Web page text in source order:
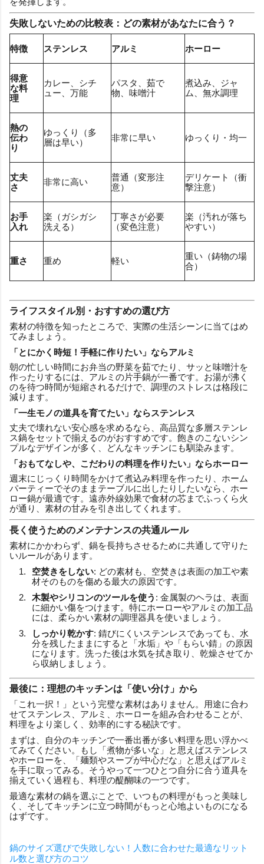
失敗しないための比較表：どの素材があなたに合う？
特徴 ステンレス アルミ ホーロー
得意
な料
理
カレー、シチ
ュー、万能
パスタ、茹で
物、味噌汁
煮込み、ジャ
ム、無水調理
熱の
伝わ
り
ゆっくり（多
層は早い）
非常に早い ゆっくり・均一
丈夫
さ
非常に高い
普通（変形注
意）
デリケート（衝
撃注意）
お手
入れ
楽（ガシガシ
洗える）
丁寧さが必要
（変色注意）
楽（汚れが落ち
やすい）
重さ 重め 軽い
重い（鋳物の場
合）
ライフスタイル別・おすすめの選び方
素材の特徴を知ったところで、実際の生活シーンに当てはめ
てみましょう。
「とにかく時短！手軽に作りたい」ならアルミ
朝の忙しい時間にお弁当の野菜を茹でたり、サッと味噌汁を
作ったりするには、アルミの片手鍋が一番です。お湯が沸く
のを待つ時間が短縮されるだけで、調理のストレスは格段に
減ります。
「一生モノの道具を育てたい」ならステンレス
丈夫で壊れない安心感を求めるなら、高品質な多層ステンレ
ス鍋をセットで揃えるのがおすすめです。飽きのこないシン
プルなデザインが多く、どんなキッチンにも馴染みます。
「おもてなしや、こだわりの料理を作りたい」ならホーロー
週末にじっくり時間をかけて煮込み料理を作ったり、ホーム
パーティーでそのままテーブルに出したりしたいなら、ホー
ロー鍋が最適です。遠赤外線効果で食材の芯までふっくら火
が通り、素材の甘みを引き出してくれます。
長く使うためのメンテナンスの共通ルール
素材にかかわらず、鍋を長持ちさせるために共通して守りた
いルールがあります。
空焚きをしない: どの素材も、空焚きは表面の加工や素
材そのものを傷める最大の原因です。
木製やシリコンのツールを使う : 金属製のヘラは、表面
に細かい傷をつけます。特にホーローやアルミの加工品
には、柔らかい素材の調理器具を使いましょう。
しっかり乾かす: 錆びにくいステンレスであっても、水
分を残したままにすると「水垢」や「もらい錆」の原因
になります。洗った後は水気を拭き取り、乾燥させてか
ら収納しましょう。
最後に：理想のキッチンは「使い分け」から
「これ一択！」という完璧な素材はありません。用途に合わ
せてステンレス、アルミ、ホーローを組み合わせることが、
料理をより楽しく、効率的にする秘訣です。
まずは、自分のキッチンで一番出番が多い料理を思い浮かべ
てみてください。もし「煮物が多いな」と思えばステンレス
やホーローを、「麺類やスープが中心だな」と思えばアルミ
を手に取ってみる。そうやって一つひとつ自分に合う道具を
揃えていく過程も、料理の醍醐味の一つです。
最適な素材の鍋を選ぶことで、いつもの料理がもっと美味し
く、そしてキッチンに立つ時間がもっと心地よいものになる
はずです。
鍋のサイズ選びで失敗しない！人数に合わせた最適なリット
ル数と選び方のコツ